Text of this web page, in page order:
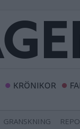
KRÖNIKOR
GRANSKNING